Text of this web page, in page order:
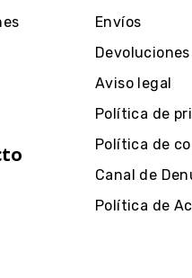
Envíos
Devoluciones
Aviso legal
Política de
Política de
Canal de
Política de